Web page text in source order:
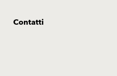
Contatti